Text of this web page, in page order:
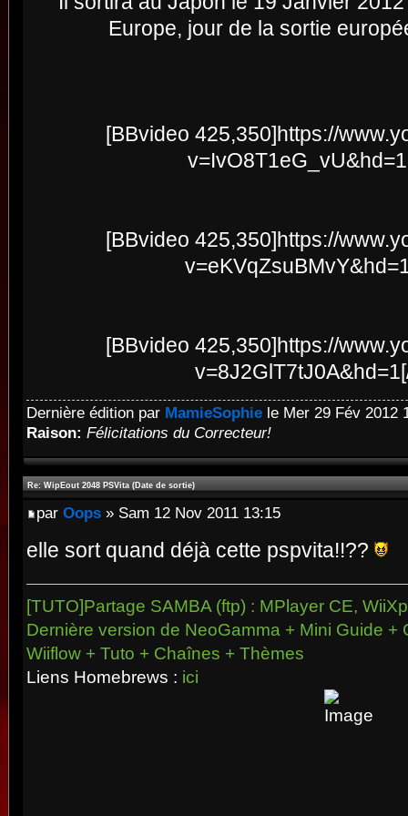
Europe, jour de la sortie
[BBvideo 425,350]https://
[BBvideo 425,350]https://
[BBvideo 425,350]https://
Dernière édition par MamieSophie le Mer 29 Fév 2012
Raison: Félicitations du Correcteur!
Re: WipEout 2048 PSVita (Date de sortie)
par Oops » Sam 12 Nov 2011 13:15
elle sort quand déjà cette pspvita!!??
[TUTO]Partage SAMBA (ftp) : MPlayer CE,
Dernière version de NeoGamma + Mini Guide +
Wiiflow + Tuto + Chaînes + Thèmes
Liens Homebrews : ici